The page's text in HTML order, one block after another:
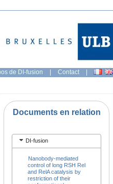
de DI-fusion | Contact |
Documents en relation
DI-fusion
Nanobody-mediated
control of long RSH Rel
and RelA catalysis by
restriction of their